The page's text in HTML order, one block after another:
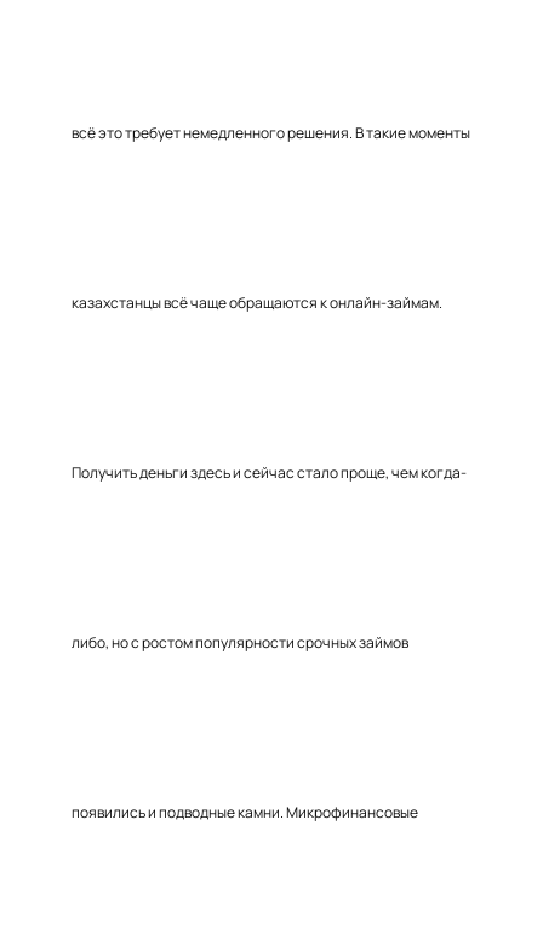
всё это требует немедленного решения. В такие моменты
казахстанцы всё чаще обращаются к онлайн-займам.
Получить деньги здесь и сейчас стало проще, чем когда-
либо, но с ростом популярности срочных займов
появились и подводные камни. Микрофинансовые